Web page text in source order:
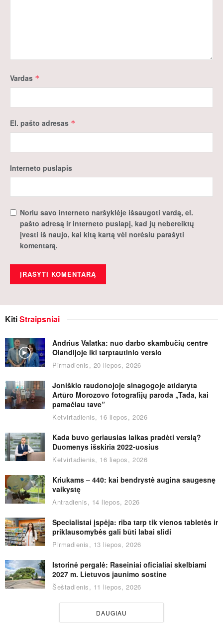
Vardas *
El. pašto adresas *
Interneto puslapis
Noriu savo interneto naršyklėje išsaugoti vardą, el.
pašto adresą ir interneto puslapį, kad jų nebereiktų
įvesti iš naujo, kai kitą kartą vėl norėsiu parašyti
komentarą.
KitiStraipsniai
Andrius Valatka: nuo darbo skambučių centre
Olandijoje iki tarptautinio verslo
Pirmadienis, 20 liepos, 2026
Joniškio raudonojoje sinagogoje atidaryta
Artūro Morozovo fotografijų paroda „Tada, kai
pamačiau tave”
Ketvirtadienis, 16 liepos, 2026
Kada buvo geriausias laikas pradėti verslą?
Duomenys išskiria 2022-uosius
Ketvirtadienis, 16 liepos, 2026
Kriukams – 440: kai bendrystė augina saugesnę
vaikystę
Antradienis, 14 liepos, 2026
Specialistai įspėja: riba tarp tik vienos tabletės ir
priklausomybės gali būti labai slidi
Pirmadienis, 13 liepos, 2026
Istorinė pergalė: Raseiniai oficialiai skelbiami
2027 m. Lietuvos jaunimo sostine
Šeštadienis, 11 liepos, 2026
DAUGIAU